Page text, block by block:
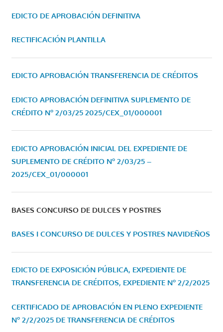
EDICTO DE APROBACIÓN DEFINITIVA
RECTIFICACIÓN PLANTILLA
EDICTO APROBACIÓN TRANSFERENCIA DE CRÉDITOS
EDICTO APROBACIÓN DEFINITIVA SUPLEMENTO DE
CRÉDITO Nº 2/03/25 2025/CEX_01/000001
EDICTO APROBACIÓN INICIAL DEL EXPEDIENTE DE
SUPLEMENTO DE CRÉDITO Nº 2/03/25 –
2025/CEX_01/000001
BASES CONCURSO DE DULCES Y POSTRES
BASES I CONCURSO DE DULCES Y POSTRES NAVIDEÑOS
EDICTO DE EXPOSICIÓN PÚBLICA, EXPEDIENTE DE
TRANSFERENCIA DE CRÉDITOS, EXPEDIENTE Nº 2/2/2025
CERTIFICADO DE APROBACIÓN EN PLENO EXPEDIENTE
Nº 2/2/2025 DE TRANSFERENCIA DE CRÉDITOS